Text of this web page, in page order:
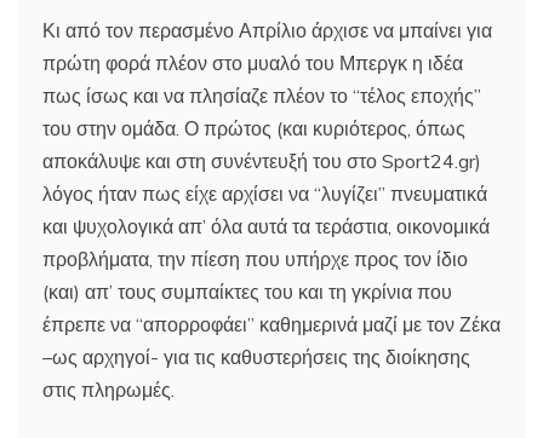
Κι από τον περασμένο Απρίλιο άρχισε να μπαίνει για
πρώτη φορά πλέον στο μυαλό του Μπεργκ η ιδέα
πως ίσως και να πλησίαζε πλέον το “τέλος εποχής”
του στην ομάδα. Ο πρώτος (και κυριότερος, όπως
αποκάλυψε και στη συνέντευξή του στο Sport24.gr)
λόγος ήταν πως είχε αρχίσει να “λυγίζει” πνευματικά
και ψυχολογικά απ’ όλα αυτά τα τεράστια, οικονομικά
προβλήματα, την πίεση που υπήρχε προς τον ίδιο
(και) απ’ τους συμπαίκτες του και τη γκρίνια που
έπρεπε να “απορροφάει” καθημερινά μαζί με τον Ζέκα
–ως αρχηγοί- για τις καθυστερήσεις της διοίκησης
στις πληρωμές.